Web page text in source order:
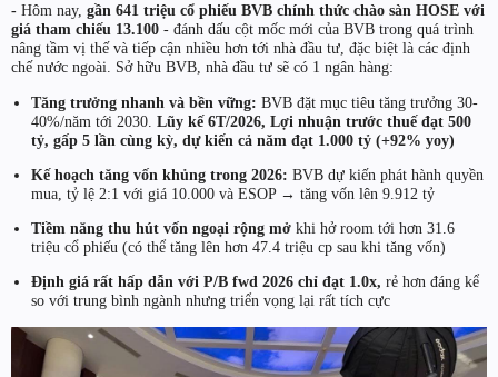
- Hôm nay, gần 641 triệu cổ phiếu BVB chính thức chào sàn HOSE với
giá tham chiếu 13.100 - đánh dấu cột mốc mới của BVB trong quá trình
nâng tầm vị thế và tiếp cận nhiều hơn tới nhà đầu tư, đặc biệt là các định
chế nước ngoài. Sở hữu BVB, nhà đầu tư sẽ có 1 ngân hàng:
Tăng trưởng nhanh và bền vững: BVB đặt mục tiêu tăng trưởng 30-
40%/năm tới 2030. Lũy kế 6T/2026, Lợi nhuận trước thuế đạt 500
tỷ, gấp 5 lần cùng kỳ, dự kiến cả năm đạt 1.000 tỷ (+92% yoy)
Kế hoạch tăng vốn khủng trong 2026: BVB dự kiến phát hành quyền
mua, tỷ lệ 2:1 với giá 10.000 và ESOP → tăng vốn lên 9.912 tỷ
Tiềm năng thu hút vốn ngoại rộng mởkhi hở room tới hơn 31.6
triệu cổ phiếu (có thể tăng lên hơn 47.4 triệu cp sau khi tăng vốn)
Định giá rất hấp dẫn với P/B fwd 2026 chỉ đạt 1.0x, rẻ hơn đáng kể
so với trung bình ngành nhưng triển vọng lại rất tích cực